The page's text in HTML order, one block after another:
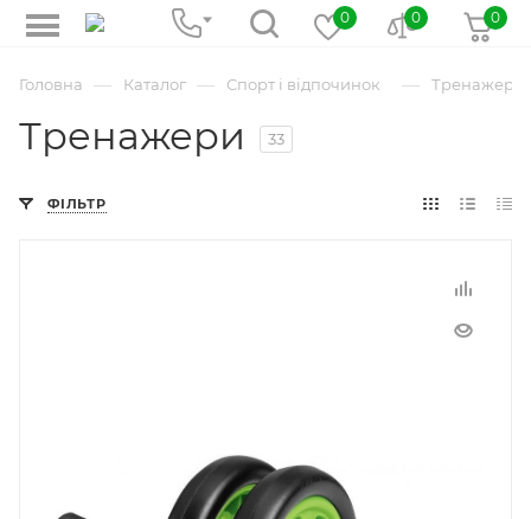
0
0 0
Головна — Каталог — Спорт і відпочинок — Тренажери
Тренажери 33
ФІЛЬТР